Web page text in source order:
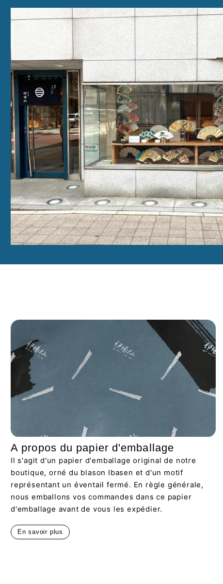
A propos du papier d'emballage
Il s'agit d'un papier d'emballage original de notre
boutique, orné du blason Ibasen et d'un motif
représentant un éventail fermé. En règle générale,
nous emballons vos commandes dans ce papier
d'emballage avant de vous les expédier.
En savoir plus